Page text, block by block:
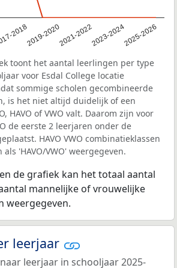
20182019-20202021-20222023-20242025-2026
toont het aantal leerlingen per type
voor Esdal College locatie
sommige scholen gecombineerde
is het niet altijd duidelijk of een
HAVO of VWO valt. Daarom zijn voor
de eerste 2 leerjaren onder de
HAVO VWO combinatieklassen
'HAVO/VWO' weergegeven.
de grafiek kan het totaal aantal
mannelijke of vrouwelijke
weergegeven.
leerjaar
leerjaar in schooljaar 2025-